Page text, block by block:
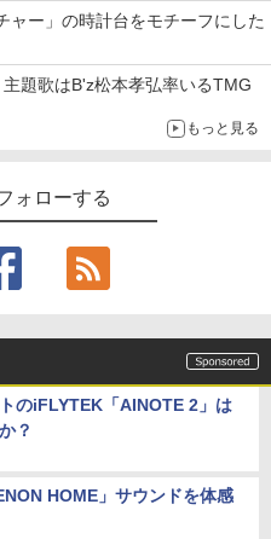
ャー」の時計台をモチーフにした
題歌はB'z松本孝弘率いるTMG
もっと見る
ォローする
のiFLYTEK「AINOTE 2」は
？
HOME」サウンドを体感